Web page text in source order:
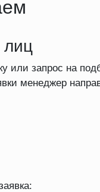
лиц
или запрос на
менеджер